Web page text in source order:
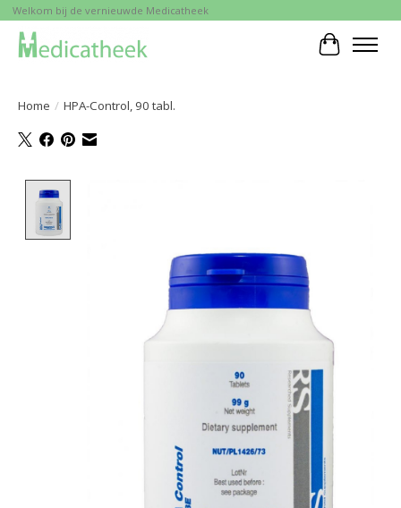
Welkom bij de vernieuwde Medicatheek
Home / HPA-Control, 90 tabl.